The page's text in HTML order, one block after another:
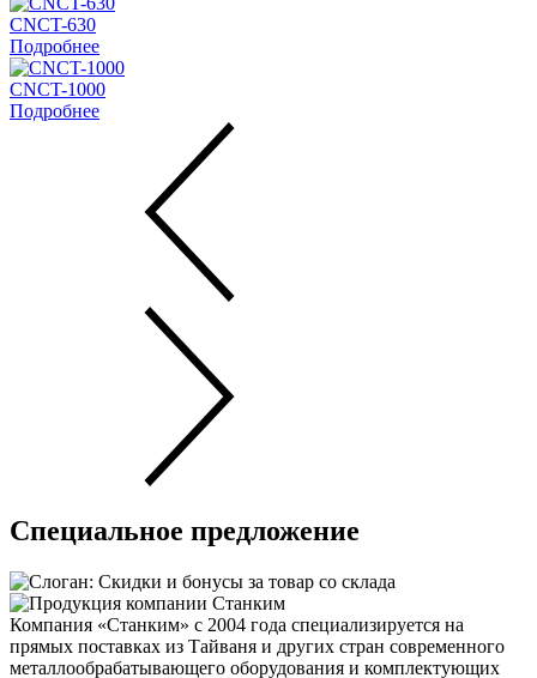
CNCT-630
Подробнее
CNCT-1000
Подробнее
Специальное предложение
Компания «Станким» с 2004 года специализируется на
прямых поставках из Тайваня и других стран современного
металлообрабатывающего оборудования и комплектующих